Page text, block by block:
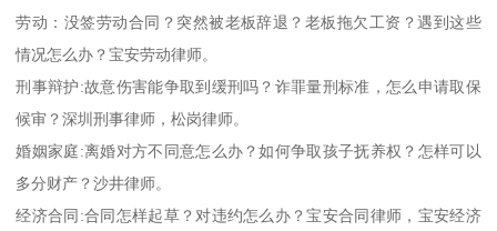
劳动：没签劳动合同？突然被老板辞退？老板拖欠工资？遇到这些
情况怎么办？宝安劳动律师。
刑事辩护:故意伤害能争取到缓刑吗？诈罪量刑标准，怎么申请取保
候审？深圳刑事律师，松岗律师。
婚姻家庭:离婚对方不同意怎么办？如何争取孩子抚养权？怎样可以
多分财产？沙井律师。
经济合同:合同怎样起草？对违约怎么办？宝安合同律师，宝安经济